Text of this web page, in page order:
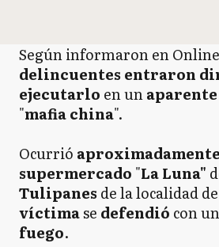
Según informaron en
delincuentes entraron
ejecutarlo en unaparente
"mafia china".
Ocurrió aproximadamente
supermercado "La Luna"
Tulipanes de la localidad de
víctimase defendió con un
fuego.